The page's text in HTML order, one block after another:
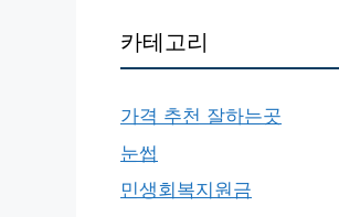
카테고리
가격 추천 잘하는곳
눈썹
민생회복지원금